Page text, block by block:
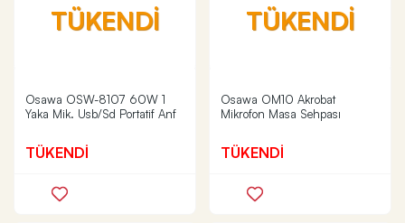
TÜKENDİ
Osawa OSW-8107 60W 1
Yaka Mik. Usb/Sd Portatif Anf
TÜKENDİ
TÜKENDİ
Osawa OM10 Akrobat
Mikrofon Masa Sehpası
TÜKENDİ